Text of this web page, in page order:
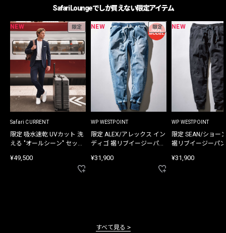
Safari Loungeでしか買えない限定アイテム
NEW 限定
Safari CURRENT
限定 吸水速乾 UVカット 洗
える "オールシーン" セット
¥49,500
NEW 限定
WP WESTPOINT
限定 ALEX/アレックス イン
ディゴ 裾リブイージーパン
¥31,900
NEW
WP WESTPOINT
限定 SEAN/ショー
裾リブイージーパ
¥31,900
すべて見る